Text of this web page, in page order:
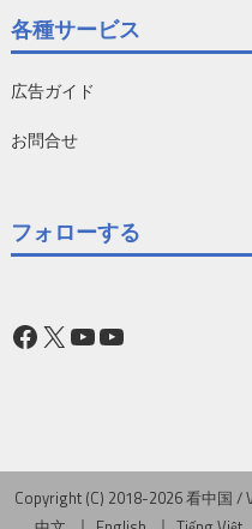
各種サービス
広告ガイド
お問合せ
フォローする
Facebook
X YouTube
YouTube
Copyright (C) 2018-2026 看中国 /